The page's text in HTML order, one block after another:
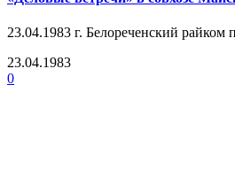
23.04.1983 г. Белореченский райком
23.04.1983
0